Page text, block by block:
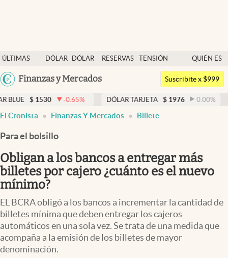
ÚLTIMAS
NOTICIAS
DÓLAR
DÓLAR
RESERVAS
TENSIÓN
GEOPOLÍTICA
QUIÉN ES
QUIÉN
Argentina
Uruguay
Finanzas y Mercados
Dólar
Members
Economía y Política
Finanzas y Mercados
Mercados Online
Negocios
Columnistas
Apertura
Infotechnology
Clase
Suscribite x $999
-0.65% DÓLAR TARJETA $ 1976 0.00% DÓLAR
El Cronista Finanzas Y Mercados Billete
Para el bolsillo
Obligan a los bancos a entregar más
billetes por cajero ¿cuánto es el nuevo
mínimo?
EL BCRA obligó a los bancos a incrementar la cantidad de
billetes mínima que deben entregar los cajeros
automáticos en una sola vez. Se trata de una medida que
acompaña a la emisión de los billetes de mayor
denominación.